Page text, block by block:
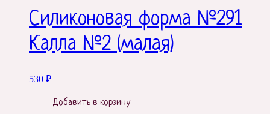
Силиконовая форма №291
Калла №2 (малая)
530 ₽
Добавить в корзину